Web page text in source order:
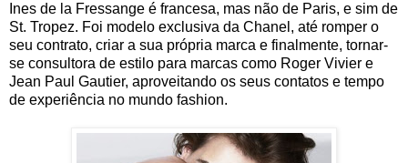
Ines de la Fressange é francesa, mas não de Paris, e sim de
St. Tropez. Foi modelo exclusiva da Chanel, até romper o
seu contrato, criar a sua própria marca e finalmente, tornar-
se consultora de estilo para marcas como Roger Vivier e
Jean Paul Gautier, aproveitando os seus contatos e tempo
de experiência no mundo fashion.